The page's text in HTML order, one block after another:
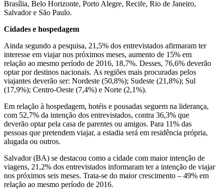
Brasília, Belo Horizonte, Porto Alegre, Recife, Rio de Janeiro,
Salvador e São Paulo.
Cidades e hospedagem
Ainda segundo a pesquisa, 21,5% dos entrevistados afirmaram ter
interesse em viajar nos próximos meses, aumento de 15% em
relação ao mesmo período de 2016, 18,7%. Desses, 76,6% deverão
optar por destinos nacionais. As regiões mais procuradas pelos
viajantes deverão ser: Nordeste (50,8%); Sudeste (21,8%); Sul
(17,9%); Centro-Oeste (7,4%) e Norte (2,1%).
Em relação à hospedagem, hotéis e pousadas seguem na liderança,
com 52,7% da intenção dos entrevistados, contra 36,3% que
deverão optar pela casa de parentes ou amigos. Para 11% das
pessoas que pretendem viajar, a estadia será em residência própria,
alugada ou outros.
Salvador (BA) se destacou como a cidade com maior intenção de
viagens, 21,2% dos entrevistados informaram ter a intenção de viajar
nos próximos seis meses. Trata-se do maior crescimento – 49% em
relação ao mesmo período de 2016.